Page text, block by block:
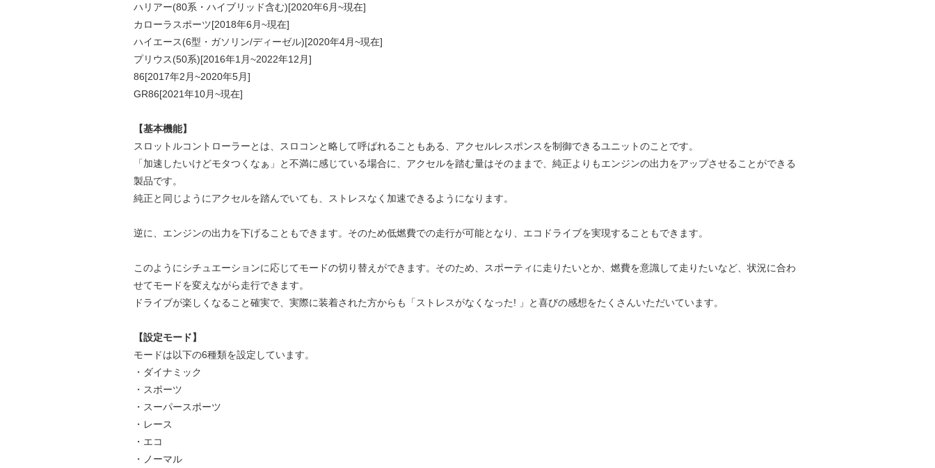
ハリアー(80系・ハイブリッド含む)[2020年6月~現在]
カローラスポーツ[2018年6月~現在]
ハイエース(6型・ガソリン/ディーゼル)[2020年4月~現在]
プリウス(50系)[2016年1月~2022年12月]
86[2017年2月~2020年5月]
GR86[2021年10月~現在]
【基本機能】
スロットルコントローラーとは、スロコンと略して呼ばれることもある、アクセルレスポンスを制御できるユニットのことです。
「加速したいけどモタつくなぁ」と不満に感じている場合に、アクセルを踏む量はそのままで、純正よりもエンジンの出力をアップさせることができる
製品です。
純正と同じようにアクセルを踏んでいても、ストレスなく加速できるようになります。
逆に、エンジンの出力を下げることもできます。そのため低燃費での走行が可能となり、エコドライブを実現することもできます。
このようにシチュエーションに応じてモードの切り替えができます。そのため、スポーティに走りたいとか、燃費を意識して走りたいなど、状況に合わ
せてモードを変えながら走行できます。
ドライブが楽しくなること確実で、実際に装着された方からも「ストレスがなくなった! 」と喜びの感想をたくさんいただいています。
【設定モード】
モードは以下の6種類を設定しています。
・ダイナミック
・スポーツ
・スーパースポーツ
・レース
・エコ
・ノーマル